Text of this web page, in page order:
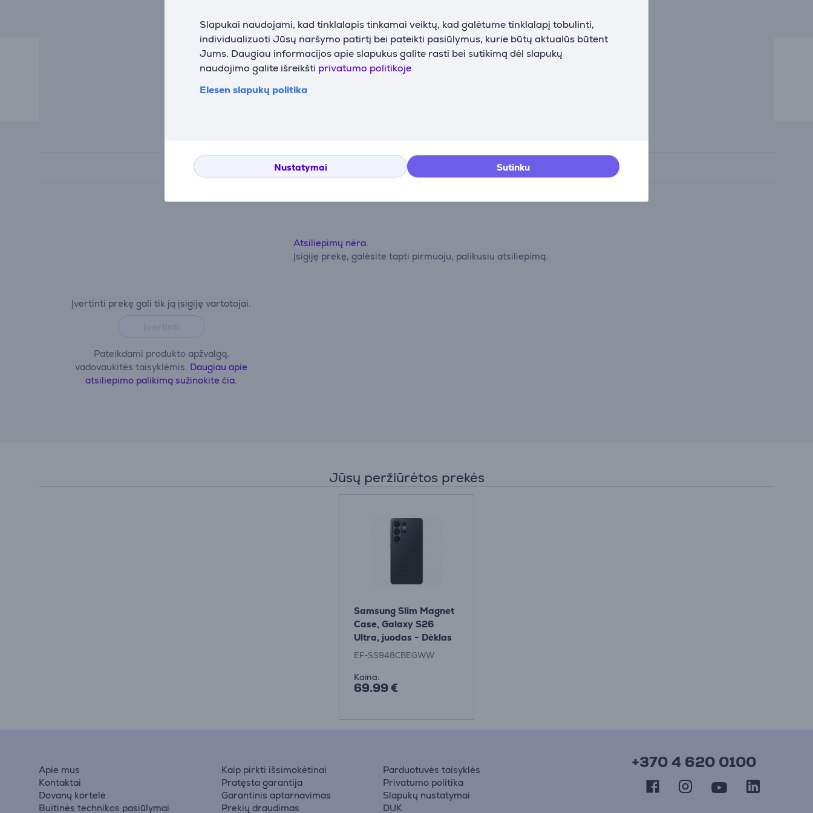
Slapukai naudojami, kad tinklalapis tinkamai veiktų, kad galėtume tinklalapį tobulinti,
individualizuoti Jūsų naršymo patirtį bei pateikti pasiūlymus, kurie būtų aktualūs būtent
Jums. Daugiau informacijos apie slapukus galite rasti bei sutikimą dėl slapukų
naudojimo galite išreikšti privatumo politikoje
Elesen slapukų politika
Nustatymai Sutinku
Nesutikus su slapukų naudojimu negalime atvaizduoti išsamaus šios prekės aprašymo.
Atsiliepimai
Įvertinti prekę gali tik ją įsigiję vartotojai.
Pateikdami produkto apžvalgą,
vadovaukitės taisyklėmis. Daugiau apie
atsiliepimo palikimą sužinokite čia.
Atsiliepimų nėra.
Įsigiję prekę, galėsite tapti pirmuoju, palikusiu atsiliepimą.
Jūsų peržiūrėtos prekės
Samsung Slim Magnet
Case, Galaxy S26
Ultra, juodas - Dėklas
EF-SS948CBEGWW
Kaina:
69.99 €
Apie mus
Kontaktai
Dovanų kortelė
Buitinės technikos pasiūlymai
Kaip pirkti išsimokėtinai
Pratęsta garantija
Garantinis aptarnavimas
Prekių draudimas
Parduotuvės taisyklės
Privatumo politika
Slapukų nustatymai
DUK
+370 4 620 0100